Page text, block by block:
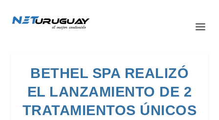
BETHEL SPA REALIZÓ
EL LANZAMIENTO DE 2
TRATAMIENTOS ÚNICOS